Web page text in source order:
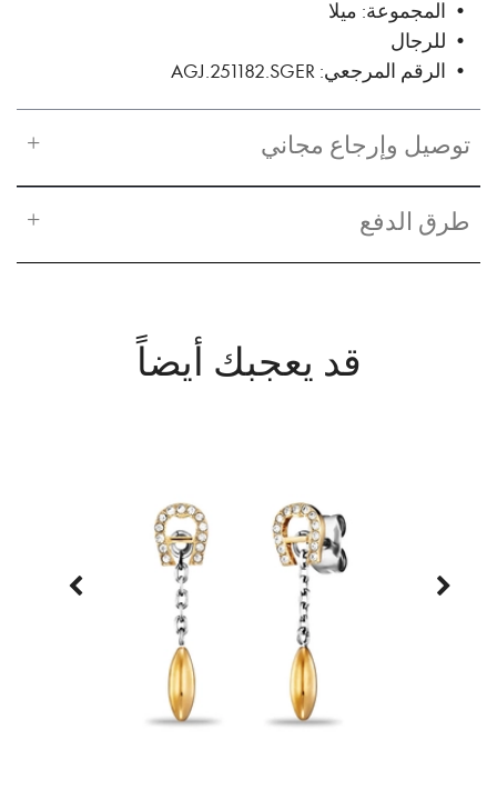
• المجموعة: ميلا
• للرجال
• الرقم المرجعي: AGJ.251182.SGER
توصيل وإرجاع مجاني
طرق الدفع
قد يعجبك أيضاً